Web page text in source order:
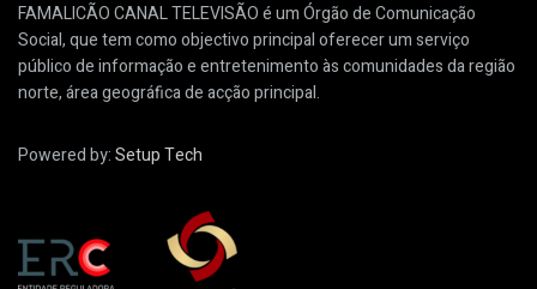
FAMALICÃO CANAL TELEVISÃO é um Órgão de Comunicação
Social, que tem como objectivo principal oferecer um serviço
público de informação e entretenimento às comunidades da região
norte, área geográfica de acção principal.
Powered by:Setup Tech